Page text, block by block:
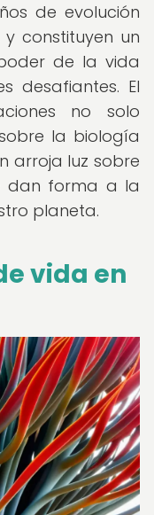
de evolución
constituyen un
de la vida
desafiantes. El
no solo
la biología
arroja luz sobre
dan forma a la
planeta.
vida en